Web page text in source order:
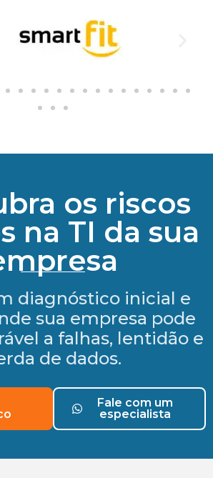
os riscos
na TI da sua
diagnóstico inicial e
sua empresa pode
a falhas, lentidão e
de dados.
Fale com um
especialista